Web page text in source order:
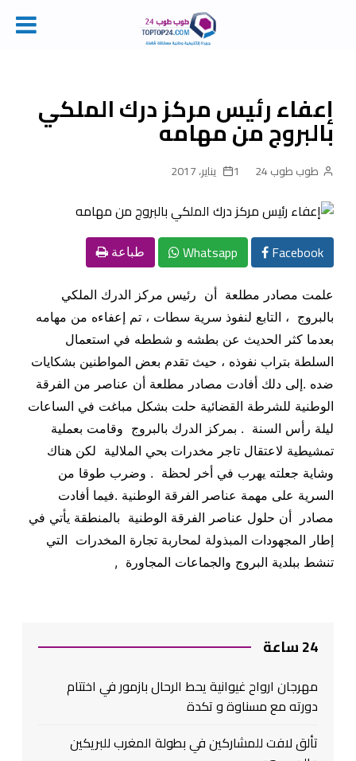
contentإعفاء رئيس مركز درك الملكي
بالبروج من مهامه
طوب طوب 24 1 يناير، 2017
Facebook
Whatsapp طباعة
علمت مصادر مطلعة أن رئيس مركز الدرك الملكي
بالبروج ، التابع لنفوذ سرية سطات ، تم إعفاءه من مهامه
بعدما كثر الحديث عن بطشه و شططه في استعمال
السلطة بتراب نفوذه ، حيث تقدم بعض المواطنين بشكايات
ضده .إلى دلك أفادت مصادر مطلعة أن عناصر من الفرقة
الوطنية للشرطة القضائية حلت بشكل مباغت في الساعات
ليلة رأس السنة . بمركز الدرك بالبروج وقامت بعملية
تمشيطية لاعتقال تاجر مخدرات بحي الملالية لكن هناك
وشاية جعلته يهرب في أخر لحظة . وضرب طوقا من
السرية على مهمة عناصر الفرقة الوطنية .فيما أفادت
مصادر أن حلول عناصر الفرقة الوطنية بالمنطقة يأتي في
إطار المجهودات المبذولة لمحاربة تجارة المخدرات التي
تنشط ببلدية البروج والجماعات المجاورة ,
24 ساعة
مهرجان ارواح غيوانية يحط الرحال بازمور في اختتام
دورته مع مسناوة و تكدة
تألق لافت للمشاركين في بطولة المغرب للبريكين